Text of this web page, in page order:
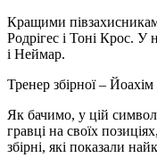
Кращими
Родрігес і Тоні Крос.
і Неймар.
Тренер збірної –
Як бачимо, у цій
гравці на своїх
збірні, які показали